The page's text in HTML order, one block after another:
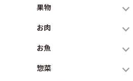
果物
お肉
お魚
惣菜